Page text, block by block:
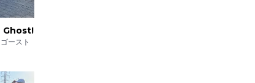
Ghost!
ースト